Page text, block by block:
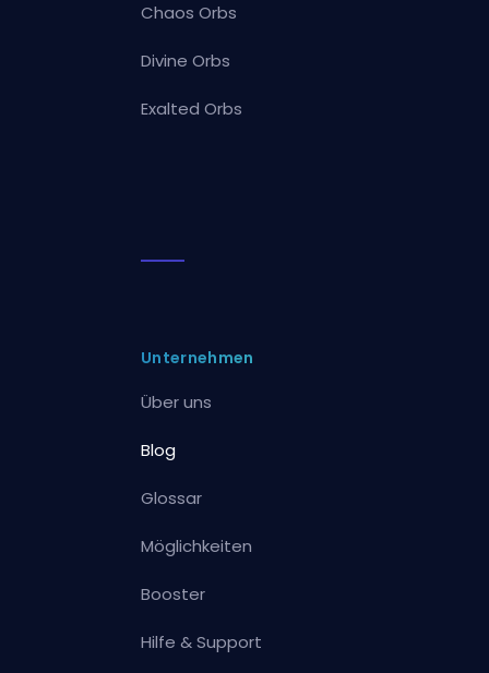
Chaos Orbs
Divine Orbs
Exalted Orbs
Unternehmen
Über uns
Blog
Glossar
Möglichkeiten
Booster
Hilfe & Support